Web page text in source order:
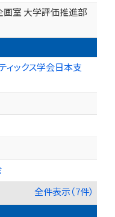
画室 大学評価推進部
ィックス学会日本支
全件表示（7件）